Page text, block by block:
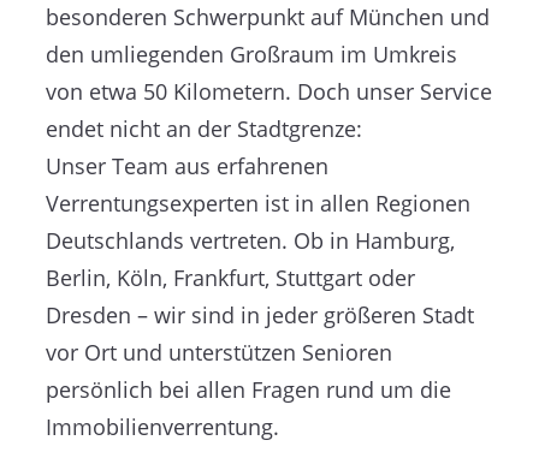
besonderen Schwerpunkt auf München und
den umliegenden Großraum im Umkreis
von etwa 50 Kilometern. Doch unser Service
endet nicht an der Stadtgrenze:
Unser Team aus erfahrenen
Verrentungsexperten ist in allen Regionen
Deutschlands vertreten. Ob in Hamburg,
Berlin, Köln, Frankfurt, Stuttgart oder
Dresden – wir sind in jeder größeren Stadt
vor Ort und unterstützen Senioren
persönlich bei allen Fragen rund um die
Immobilienverrentung.